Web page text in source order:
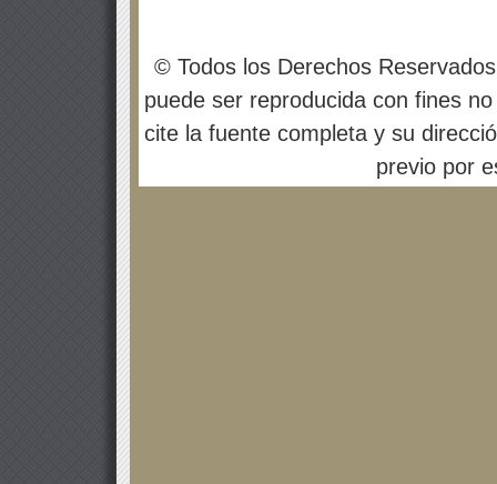
© Todos los Derechos
puede ser reproducida con fines
cite la fuente completa y su
previo por